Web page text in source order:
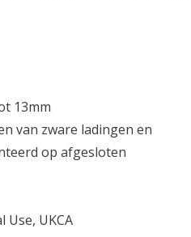
13mm
van zware ladingen en
op afgesloten
Use, UKCA